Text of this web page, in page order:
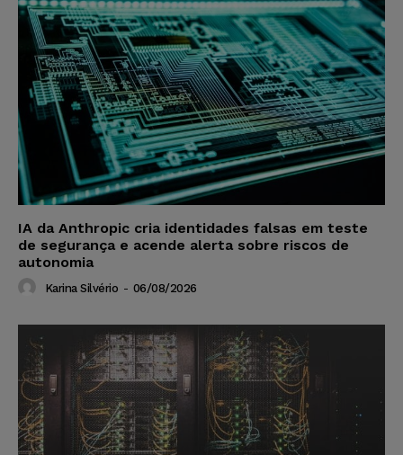
IA da Anthropic cria identidades falsas em teste
de segurança e acende alerta sobre riscos de
autonomia
Karina Silvério - 06/08/2026